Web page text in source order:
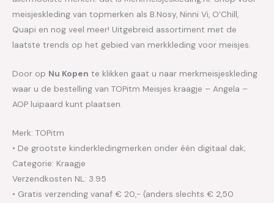
meisjeskleding van topmerken als B.Nosy, Ninni Vi, O’Chill,
Quapi en nog veel meer! Uitgebreid assortiment met de
laatste trends op het gebied van merkkleding voor meisjes.
Door op Nu Kopen te klikken gaat u naar merkmeisjeskleding
waar u de bestelling van TOPitm Meisjes kraagje – Angela –
AOP luipaard kunt plaatsen.
Merk: TOPitm
• De grootste kinderkledingmerken onder één digitaal dak;
Categorie: Kraagje
Verzendkosten NL: 3.95
• Gratis verzending vanaf € 20,- (anders slechts € 2,50